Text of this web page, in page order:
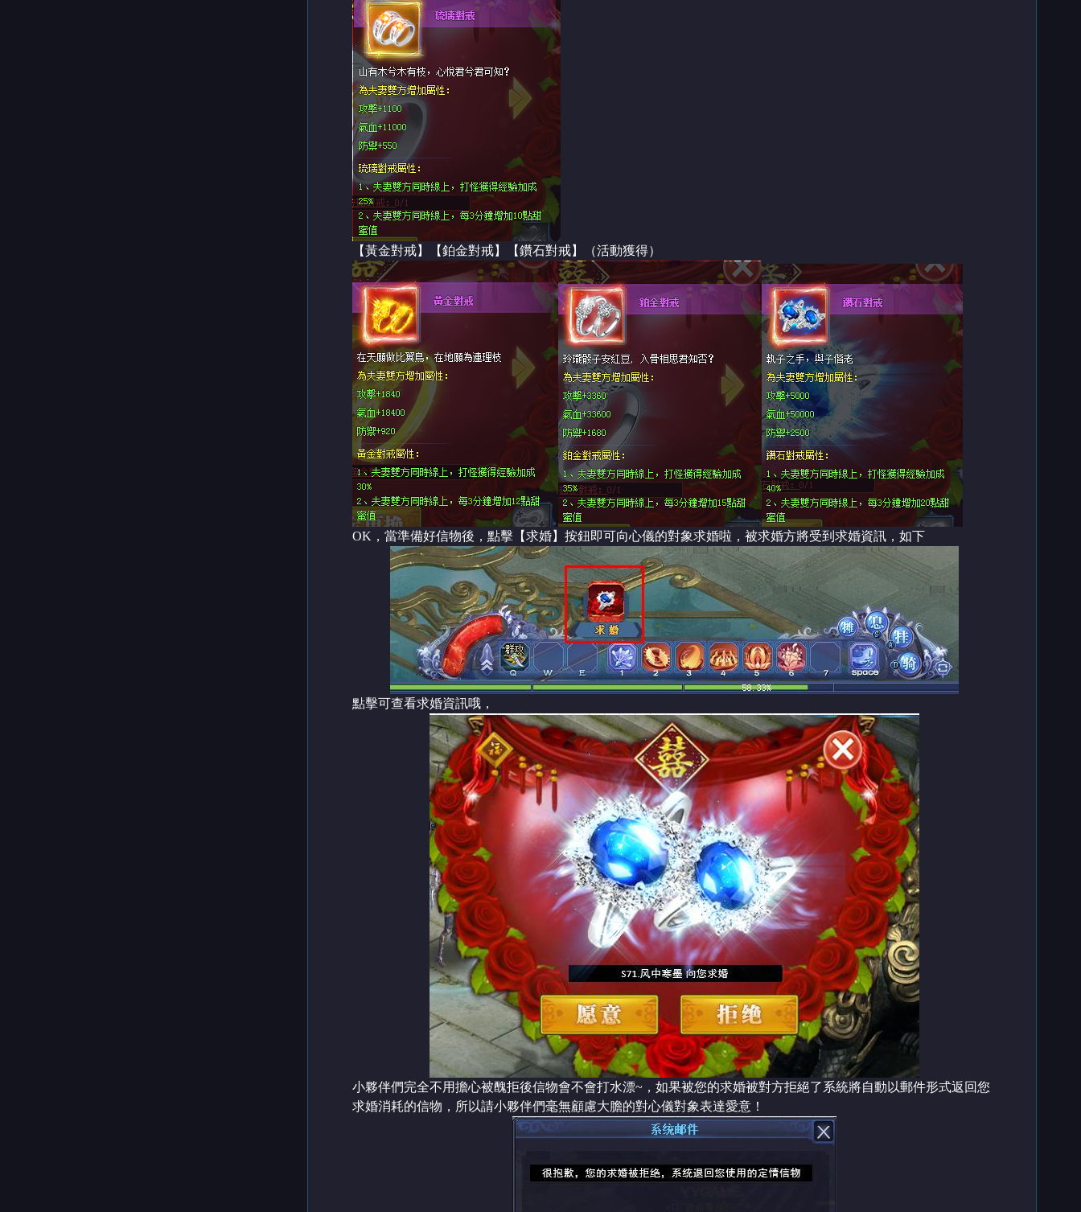
【黃金對戒】【鉑金對戒】【鑽石對戒】（活動獲得）
OK，當準備好信物後，點擊【求婚】按鈕即可向心儀的對象求婚啦，被求婚方將受到求婚資訊，如下
點擊可查看求婚資訊哦，
小夥伴們完全不用擔心被醜拒後信物會不會打水漂~，如果被您的求婚被對方拒絕了系統將自動以郵件形式返回您
求婚消耗的信物，所以請小夥伴們毫無顧慮大膽的對心儀對象表達愛意！